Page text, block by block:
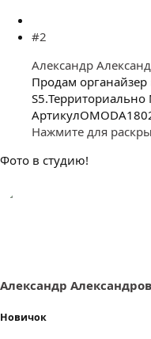
#2
Александр
Продам
Нажмите для
Фото в студию!
Александр
Новичок